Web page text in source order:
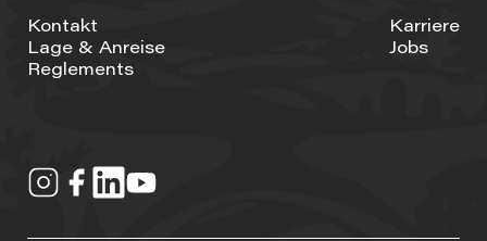
Kontakt
Lage & Anreise
Reglements
Karriere
Jobs